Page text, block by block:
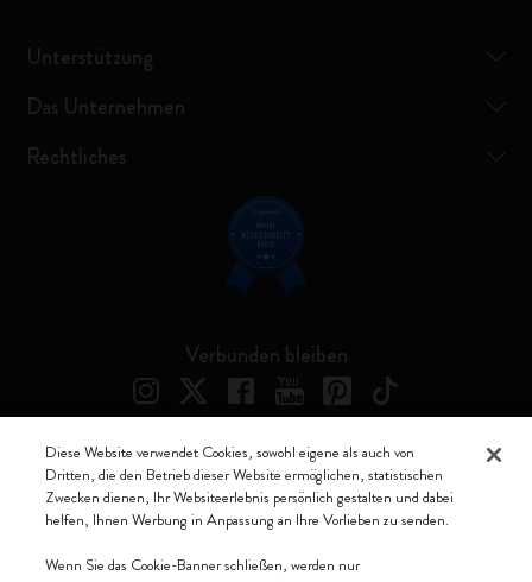
Unterstützung
Das Unternehmen
Rechtliches
Verbunden bleiben
Moleskine ® ist ein eingetragenes Warenzeichen von Moleskine Srl a
socio unico
Italia - P. IVA / CCIAA n. 07234480965 - REA MI 1945400 - Cap.
Diese Website verwendet Cookies, sowohl eigene als auch von
Dritten, die den Betrieb dieser Website ermöglichen, statistischen
Zwecken dienen, Ihr Websiteerlebnis persönlich gestalten und dabei
helfen, Ihnen Werbung in Anpassung an Ihre Vorlieben zu senden.
Wenn Sie das Cookie-Banner schließen, werden nur